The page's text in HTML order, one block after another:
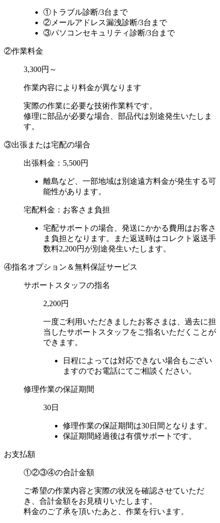
①トラブル診断/3台まで
②メールアドレス漏洩診断/3台まで
③パソコンセキュリティ診断/3台まで
②作業料金
3,300円～
作業内容により料金が異なります
実際の作業に必要な技術作業料です。
修理に部品が必要な場合、部品代は別途発生いたしま
す。
③出張または宅配の場合
出張料金： 5,500円
離島など、一部地域は別途遠方料金が発生する可
能性があります。
宅配料金：お客さま負担
宅配サポートの場合、発送にかかる費用はお客さ
ま負担となります。また返送時はコレクト返送手
数料2,200円が別途発生いたします。
④指名オプション＆無料保証サービス
サポートスタッフの指名
2,200円
一度ご利用いただきましたお客さまは、過去に担
当したサポートスタッフをご指名いただくことが
できます。
日程によっては対応できない場合もござい
ますのでお電話にてご相談ください。
修理作業の保証期間
30日
修理作業の保証期間は30日間となります。
保証期間経過後は有償サポートです。
お支払額
①②③④の合計金額
ご希望の作業内容と実際の状況を確認させていただ
き、合計金額をお見積りいたします。
料金のご了承を頂いたあと、作業を行います。